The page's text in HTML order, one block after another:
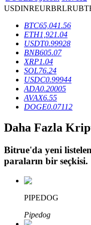
BTR Kilitleme
BTR sahiplerine özel
Krediler
Kripto destekli
USDINREURBRLRUB
BTC65,041.56
ETH1,921.04
USDT0.99928
BNB605.07
XRP1.04
SOL76.24
USDC0.99944
ADA0.20005
AVAX6.55
DOGE0.07112
Daha Fazla
Bitrue'da yeni
paraların bir seçkisi.
PIPEDOG
Pipedog